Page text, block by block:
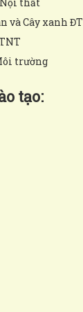
Nội thất
và Cây xanh ĐT
trường
tạo: